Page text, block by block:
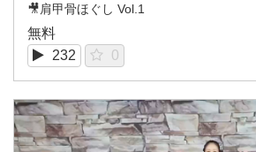
🎥肩甲骨ほぐし Vol.1
無料
232
0